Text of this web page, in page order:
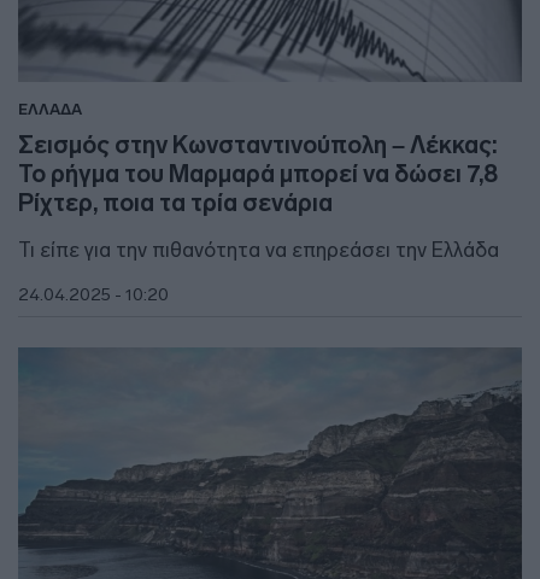
ΕΛΛΑΔΑ
Σεισμός στην Κωνσταντινούπολη – Λέκκας:
Το ρήγμα του Μαρμαρά μπορεί να δώσει 7,8
Ρίχτερ, ποια τα τρία σενάρια
Τι είπε για την πιθανότητα να επηρεάσει την Ελλάδα
24.04.2025 - 10:20